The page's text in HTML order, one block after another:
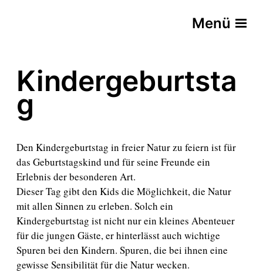
Menü
Kindergeburtsta
g
Den Kindergeburtstag in freier Natur zu feiern ist für
das Geburtstagskind und für seine Freunde ein
Erlebnis der besonderen Art.
Dieser Tag gibt den Kids die Möglichkeit, die Natur
mit allen Sinnen zu erleben. Solch ein
Kindergeburtstag ist nicht nur ein kleines Abenteuer
für die jungen Gäste, er hinterlässt auch wichtige
Spuren bei den Kindern. Spuren, die bei ihnen eine
gewisse Sensibilität für die Natur wecken.